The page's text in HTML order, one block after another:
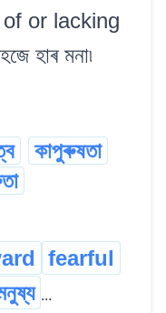
or lacking
হাৰ মনা৷
কাপুৰুষতা
fearful
...